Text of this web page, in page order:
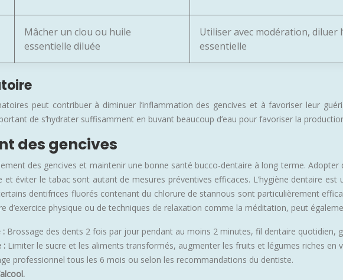
Mâcher un clou ou huile
essentielle diluée
Utiliser avec modération, diluer
essentielle
peut contribuer à diminuer l’inflammation des gencives et à favoriser leur
de s’hydrater suffisamment en buvant beaucoup d’eau pour favoriser la
des gencives
des gencives et maintenir une bonne santé bucco-dentaire à long terme. Adopter
éviter le tabac sont autant de mesures préventives efficaces. L’hygiène dentaire
dentifrices fluorés contenant du chlorure de stannous sont particulièrement
d’exercice physique ou de techniques de relaxation comme la méditation, peut
: Brossage des dents 2 fois par jour pendant au moins 2 minutes, fil dentaire quotidien,
: Limiter le sucre et les aliments transformés, augmenter les fruits et légumes riches en
professionnel tous les 6 mois ou selon les recommandations du dentiste.